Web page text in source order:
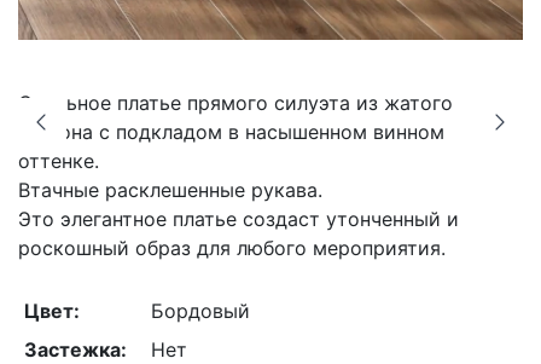
Стильное платье прямого силуэта из жатого
шифона с подкладом в насышенном винном
оттенке.
Втачные расклешенные рукава.
Это элегантное платье создаст утонченный и
роскошный образ для любого мероприятия.
Цвет:
Бордовый
Застежка:
Нет